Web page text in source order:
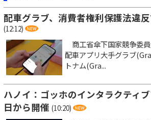
配車グラブ、消費者権利保護法違
(12:12)
商工省傘下国家競争委
配車アプリ大手グラブ
トナム(Gra...
ハノイ：ゴッホのインタラクティ
日から開催 (10:20)